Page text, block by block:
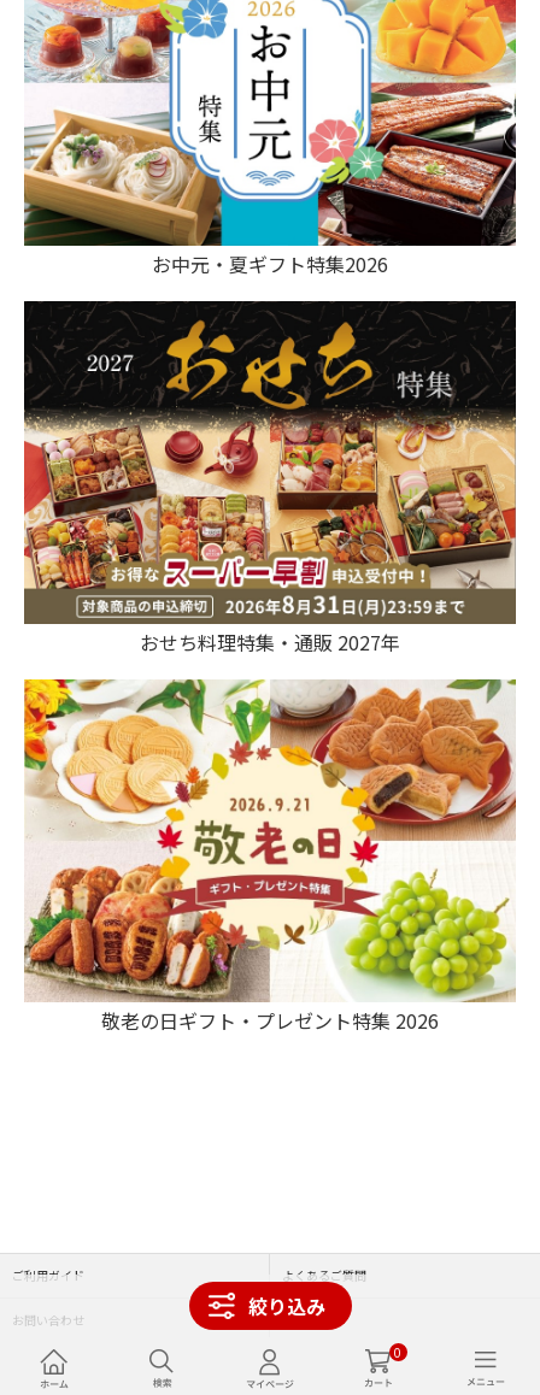
0
絞り込み
お中元・夏ギフト特集2026
おせち料理特集・通販 2027年
敬老の日ギフト・プレゼント特集 2026
ご利用ガイド よくあるご質問
お問い合わせ 利用規約
サイト運営会社について 特定商取引法に基づく表記について